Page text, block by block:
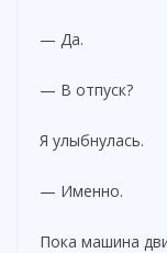
— Да.
— В отпуск?
Я улыбнулась.
— Именно.
Пока машина